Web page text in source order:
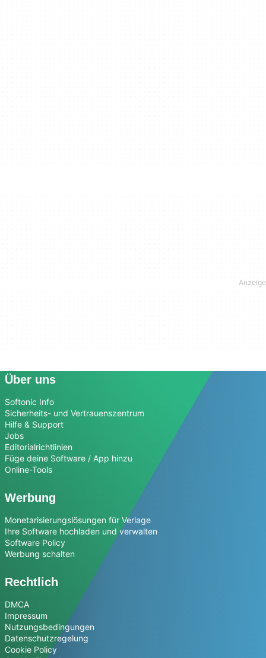
Über uns
Softonic Info
Sicherheits- und Vertrauenszentrum
Hilfe & Support
Jobs
Editorialrichtlinien
Füge deine Software / App hinzu
Online-Tools
Werbung
Monetarisierungslösungen für Verlage
Ihre Software hochladen und verwalten
Software Policy
Werbung schalten
Rechtlich
DMCA
Impressum
Nutzungsbedingungen
Datenschutzregelung
Cookie Policy